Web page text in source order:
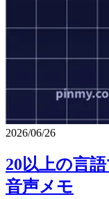
2026/06/26
20以上の言
音声メモ